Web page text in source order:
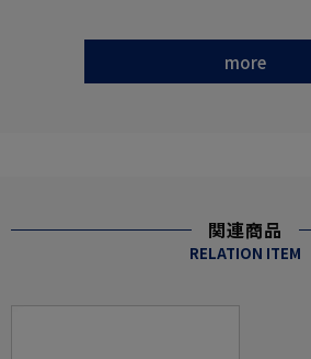
more
関連商品
RELATION ITEM